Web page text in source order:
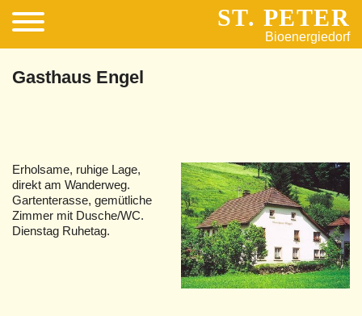
ST. PETER
Bioenergiedorf
Gasthaus Engel
Erholsame, ruhige Lage,
direkt am Wanderweg.
Gartenterasse, gemütliche
Zimmer mit Dusche/WC.
Dienstag Ruhetag.